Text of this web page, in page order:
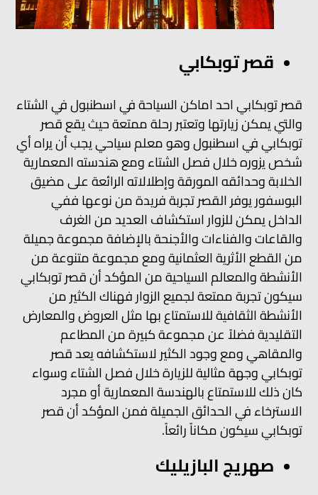
قصر توبكابي
قصر توبكابي احد اماكن السياحة في اسطنبول في الشتاء
والتي يمكن زيارتها وتعتبر رحلة ممتعة حيث يقع قصر
توبكابي في اسطنبول وهو معلم سياحي يجب أن يراه أي
شخص يزوره خلال فصل الشتاء ومع هندسته المعمارية
الخلابة وحدائقه المورقة وإطلالاته الرائعة على مضيق
البوسفور يوفر القصر تجربة فريدة من نوعها ففي
الداخل يمكن للزوار استكشاف العديد من الغرف
والقاعات والفناءات والأجنحة بالإضافة مجموعة جميلة
من القطع الأثرية العثمانية ومع مجموعة متنوعة من
الأنشطة والمعالم السياحية من المؤكد أن قصر توبكابي
سيكون تجربة ممتعة لجميع الزوار فهناك الكثير من
الأنشطة الثقافية للاستمتاع بها مثل العروض والمعارض
التقليدية فضلاً عن مجموعة كبيرة من المطاعم
والمقاهي ومع وجود الكثير لاستكشافه يعد قصر
توبكابي وجهة مثالية للزيارة خلال فصل الشتاء وسواء
كان ذلك للاستمتاع بالهندسة المعمارية أو مجرد
الاسترخاء في الحدائق الجميلة فمن المؤكد أن قصر
توبكابي سيكون مكاناً رائعاً.
صهريج البازيليك